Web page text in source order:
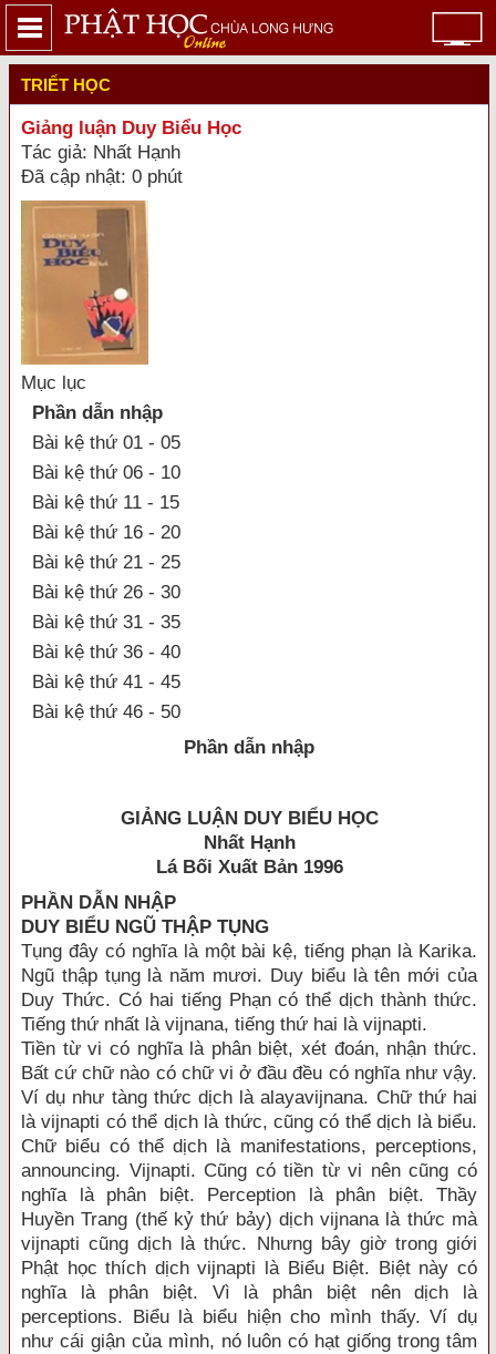
TRIẾT HỌC
Giảng luận Duy Biểu Học
Tác giả: Nhất Hạnh
Đã cập nhật: 0 phút
Mục lục
Phần dẫn nhập
Bài kệ thứ 01 - 05
Bài kệ thứ 06 - 10
Bài kệ thứ 11 - 15
Bài kệ thứ 16 - 20
Bài kệ thứ 21 - 25
Bài kệ thứ 26 - 30
Bài kệ thứ 31 - 35
Bài kệ thứ 36 - 40
Bài kệ thứ 41 - 45
Bài kệ thứ 46 - 50
Phần dẫn nhập
GIẢNG LUẬN DUY BIỂU HỌC
Nhất Hạnh
Lá Bối Xuất Bản 1996
PHẦN DẪN NHẬP
DUY BIỂU NGŨ THẬP TỤNG
Tụng đây có nghĩa là một bài kệ, tiếng phạn là Karika.
Ngũ thập tụng là năm mươi. Duy biểu là tên mới của
Duy Thức. Có hai tiếng Phạn có thể dịch thành thức.
Tiếng thứ nhất là vijnana, tiếng thứ hai là vijnapti.
Tiền từ vi có nghĩa là phân biệt, xét đoán, nhận thức.
Bất cứ chữ nào có chữ vi ở đầu đều có nghĩa như vậy.
Ví dụ như tàng thức dịch là alayavijnana. Chữ thứ hai
là vijnapti có thể dịch là thức, cũng có thể dịch là biểu.
Chữ biểu có thể dịch là manifestations, perceptions,
announcing. Vijnapti. Cũng có tiền từ vi nên cũng có
nghĩa là phân biệt. Perception là phân biệt. Thầy
Huyền Trang (thế kỷ thứ bảy) dịch vijnana là thức mà
vijnapti cũng dịch là thức. Nhưng bây giờ trong giới
Phật học thích dịch vijnapti là Biểu Biệt. Biệt này có
nghĩa là phân biệt. Vì là phân biệt nên dịch là
perceptions. Biểu là biểu hiện cho mình thấy. Ví dụ
như cái giận của mình, nó luôn có hạt giống trong tâm